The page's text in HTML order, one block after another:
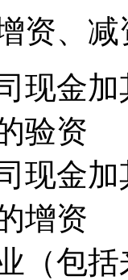
资、
现金
验资
现金
增资
（包